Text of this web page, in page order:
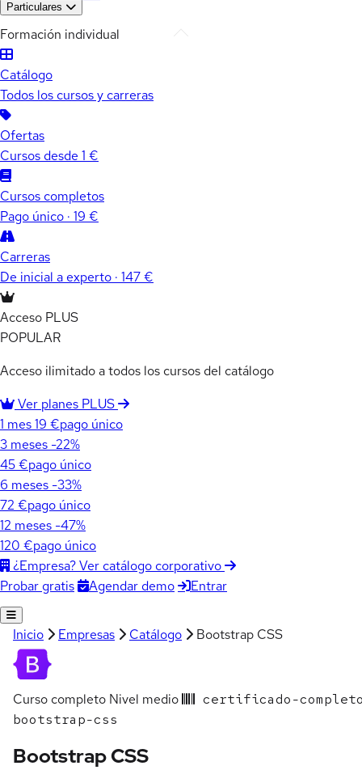
Particulares
Formación individual
Catálogo
Todos los cursos y carreras
Ofertas
Cursos desde 1 €
Cursos completos
Pago único · 19 €
Carreras
De inicial a experto · 147 €
Acceso PLUS
POPULAR
Acceso ilimitado a todos los cursos del catálogo
Ver planes PLUS
1 mes19 €pago único
3 meses -22%
45 €pago único
6 meses -33%
72 €pago único
12 meses -47%
120 €pago único
¿Empresa? Ver catálogo corporativo
Probar gratis
Agendar demo Entrar
Inicio Empresas Catálogo Bootstrap CSS
Curso completo Nivel medio
certificado-
bootstrap-css
Bootstrap CSS